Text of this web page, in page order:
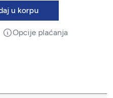
u korpu
Opcije plaćanja